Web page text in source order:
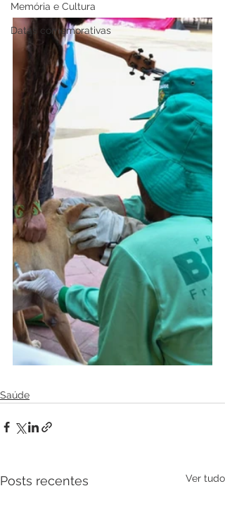
Memória e Cultura
Datas comemorativas
Saúde
Posts recentes Ver tudo